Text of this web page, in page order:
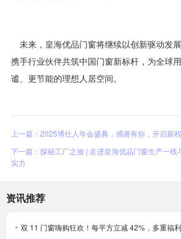
未来，皇海优品门窗将继续以创新驱动发
携手行业伙伴共筑中国门窗新标杆，为全球
谧、更节能的理想人居空间。
上一篇：2025博仕人年会盛典，感谢有你，开启新程
下一篇：探秘工厂之旅 | 走进皇海优品门窗生产一线
实力
资讯推荐
双 11 门窗嗨购狂欢！每平方立减 42%，多重福利让焕新更